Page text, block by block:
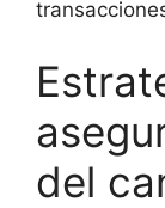
del